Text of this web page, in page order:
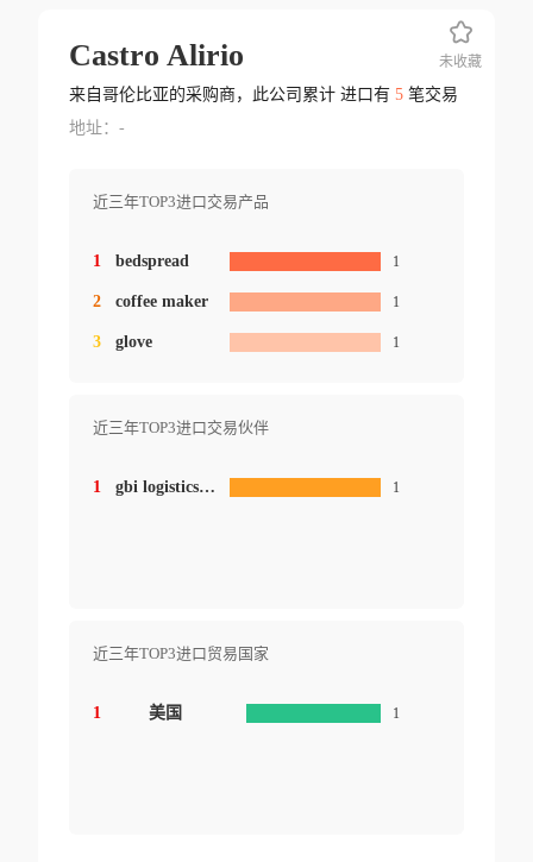
Castro Alirio
来自哥伦比亚的采购商，此公司累计 进口有 5笔交易
地址：-
近三年TOP3进口交易产品
1 bedspread 1
2 coffee maker 1
3 glove 1
近三年TOP3进口交易伙伴
1 gbi logisticscorp 1
近三年TOP3进口贸易国家
1 美国 1
未收藏